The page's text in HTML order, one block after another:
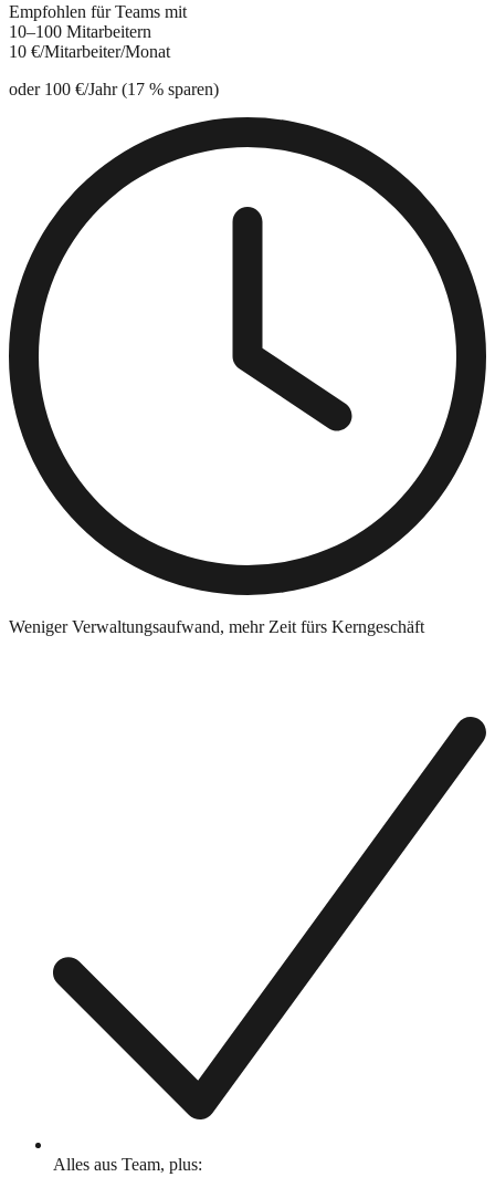
Empfohlen für Teams mit
10–100 Mitarbeitern
10 €/Mitarbeiter/Monat
oder 100 €/Jahr (17 % sparen)
Weniger Verwaltungsaufwand, mehr Zeit fürs Kerngeschäft
Alles aus Team, plus: